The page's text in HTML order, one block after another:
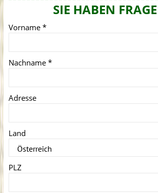
SIE HABEN
Vorname *
Nachname *
Adresse
Land
PLZ